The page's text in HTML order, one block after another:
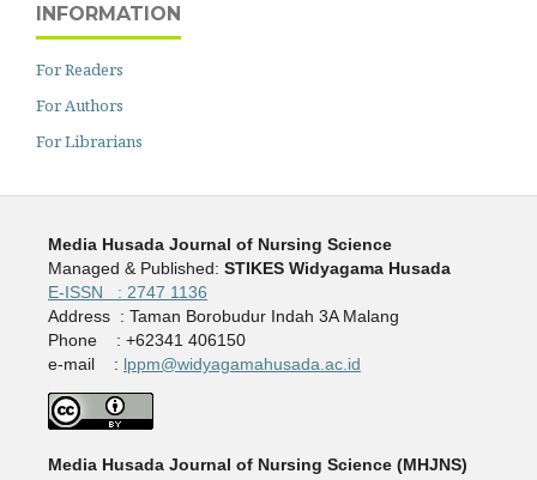
INFORMATION
For Readers
For Authors
For Librarians
Media Husada Journal of Nursing Science
Managed & Published: STIKES Widyagama Husada
E-ISSN : 2747 1136
Address : Taman Borobudur Indah 3A Malang
Phone : +62341 406150
e-mail : lppm@widyagamahusada.ac.id
Media Husada Journal of Nursing Science (MHJNS)